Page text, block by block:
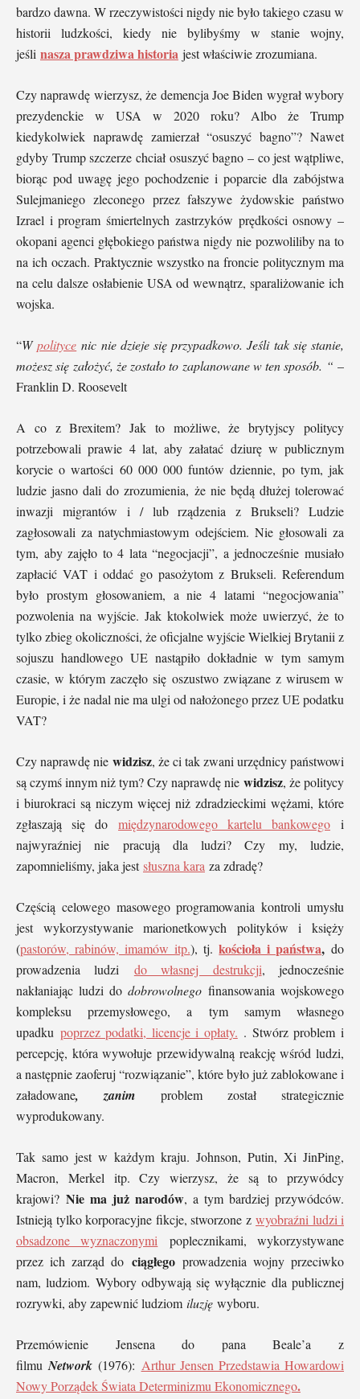
bardzo dawna. W rzeczywistości nigdy nie było takiego czasu w
historii ludzkości, kiedy nie bylibyśmy w stanie wojny,
jeśli nasza prawdziwa historia jest właściwie zrozumiana.
Czy naprawdę wierzysz, że demencja Joe Biden wygrał wybory
prezydenckie w USA w 2020 roku? Albo że Trump
kiedykolwiek naprawdę zamierzał “osuszyć bagno”? Nawet
gdyby Trump szczerze chciał osuszyć bagno – co jest wątpliwe,
biorąc pod uwagę jego pochodzenie i poparcie dla zabójstwa
Sulejmaniego zleconego przez fałszywe żydowskie państwo
Izrael i program śmiertelnych zastrzyków prędkości osnowy –
okopani agenci głębokiego państwa nigdy nie pozwoliliby na to
na ich oczach. Praktycznie wszystko na froncie politycznym ma
na celu dalsze osłabienie USA od wewnątrz, sparaliżowanie ich
wojska.
“W polityce nic nie dzieje się przypadkowo. Jeśli tak się stanie,
możesz się założyć, że zostało to zaplanowane w ten sposób. “ –
Franklin D. Roosevelt
A co z Brexitem? Jak to możliwe, że brytyjscy politycy
potrzebowali prawie 4 lat, aby załatać dziurę w publicznym
korycie o wartości 60 000 000 funtów dziennie, po tym, jak
ludzie jasno dali do zrozumienia, że nie będą dłużej tolerować
inwazji migrantów i / lub rządzenia z Brukseli? Ludzie
zagłosowali za natychmiastowym odejściem. Nie głosowali za
tym, aby zajęło to 4 lata “negocjacji”, a jednocześnie musiało
zapłacić VAT i oddać go pasożytom z Brukseli. Referendum
było prostym głosowaniem, a nie 4 latami “negocjowania”
pozwolenia na wyjście. Jak ktokolwiek może uwierzyć, że to
tylko zbieg okoliczności, że oficjalne wyjście Wielkiej Brytanii z
sojuszu handlowego UE nastąpiło dokładnie w tym samym
czasie, w którym zaczęło się oszustwo związane z wirusem w
Europie, i że nadal nie ma ulgi od nałożonego przez UE podatku
VAT?
Czy naprawdę nie widzisz, że ci tak zwani urzędnicy państwowi
są czymś innym niż tym? Czy naprawdę nie widzisz, że politycy
i biurokraci są niczym więcej niż zdradzieckimi wężami, które
zgłaszają się do międzynarodowego kartelu bankowego i
najwyraźniej nie pracują dla ludzi? Czy my, ludzie,
zapomnieliśmy, jaka jestsłuszna kara za zdradę?
Częścią celowego masowego programowania kontroli umysłu
jest wykorzystywanie marionetkowych polityków i księży
(pastorów, rabinów, imamów itp.), tj.kościoła i państwa, do
prowadzenia ludzi do własnej destrukcji, jednocześnie
nakłaniając ludzi dodobrowolnego finansowania wojskowego
kompleksu przemysłowego, a tym samym własnego
upadku poprzez podatki, licencje i opłaty. . Stwórz problem i
percepcję, która wywołuje przewidywalną reakcję wśród ludzi,
a następnie zaoferuj “rozwiązanie”, które było już zablokowane i
załadowane, zanim problem został strategicznie
wyprodukowany.
Tak samo jest w każdym kraju. Johnson, Putin, Xi JinPing,
Macron, Merkel itp. Czy wierzysz, że są to przywódcy
krajowi? Nie ma już narodów, a tym bardziej przywódców.
Istnieją tylko korporacyjne fikcje, stworzone z wyobraźni ludzi i
obsadzone wyznaczonymi poplecznikami, wykorzystywane
przez ich zarząd do ciągłegoprowadzenia wojny przeciwko
nam, ludziom. Wybory odbywają się wyłącznie dla publicznej
rozrywki, aby zapewnić ludziom iluzję wyboru.
Przemówienie Jensena do pana Beale’a z
filmuNetwork (1976): Arthur Jensen Przedstawia Howardowi
Nowy Porządek Świata Determinizmu Ekonomicznego.